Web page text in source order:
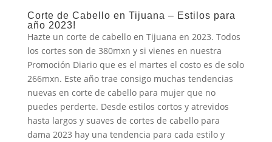
Corte de Cabello en Tijuana – Estilos para
año 2023!
Hazte un corte de cabello en Tijuana en 2023. Todos
los cortes son de 380mxn y si vienes en nuestra
Promoción Diario que es el martes el costo es de solo
266mxn. Este año trae consigo muchas tendencias
nuevas en corte de cabello para mujer que no
puedes perderte. Desde estilos cortos y atrevidos
hasta largos y suaves de cortes de cabello para
dama 2023 hay una tendencia para cada estilo y